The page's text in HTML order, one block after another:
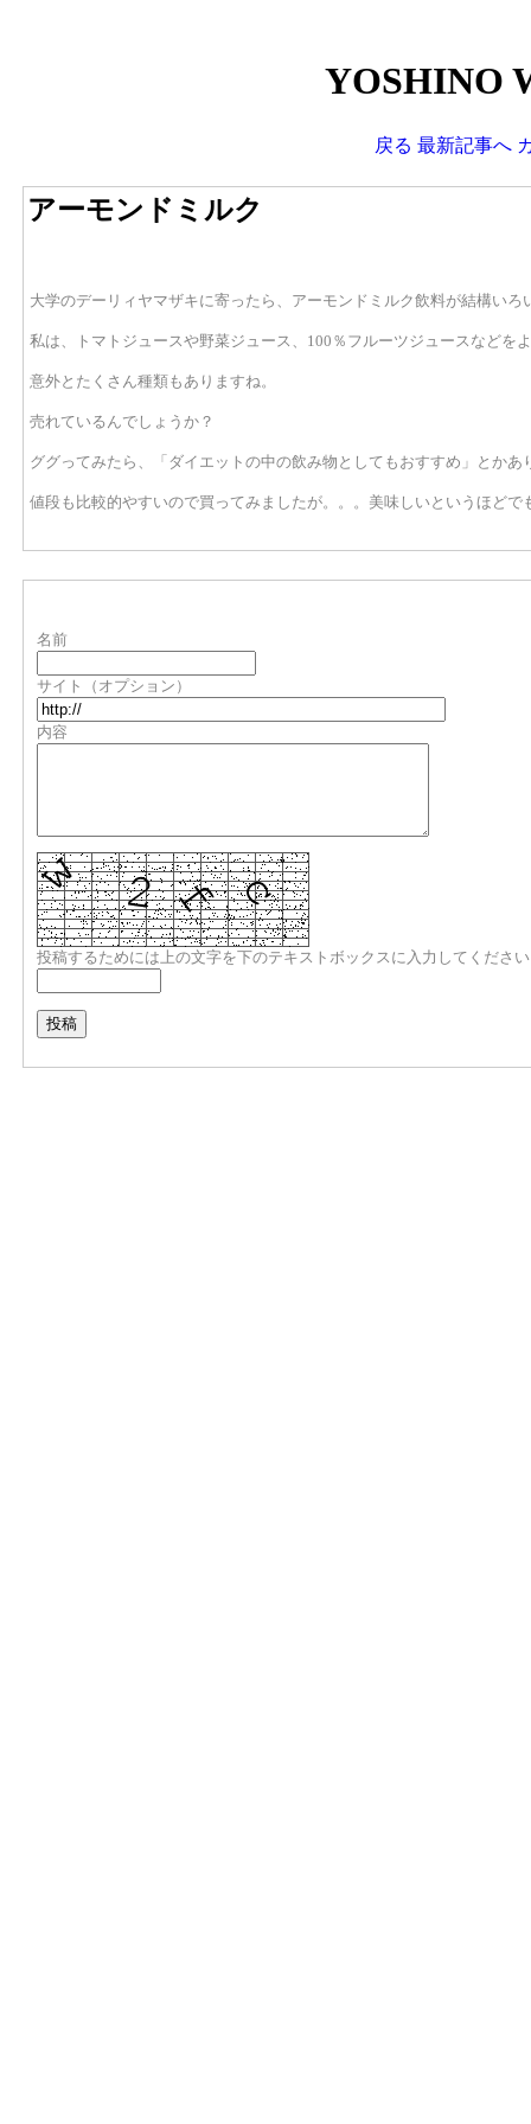
YOSHINO
戻る 最新記事へ
アーモンドミルク
大学のデーリィヤマザキに寄ったら、アーモンドミルク飲料が結構い
私は、トマトジュースや野菜ジュース、100％フルーツジュースなどを
意外とたくさん種類もありますね。
売れているんでしょうか？
ググってみたら、「ダイエットの中の飲み物としてもおすすめ」とかあ
値段も比較的やすいので買ってみましたが。。。美味しいというほど
名前
サイト（オプション）
内容
投稿するためには上の文字を下のテキストボックスに入力してくださ